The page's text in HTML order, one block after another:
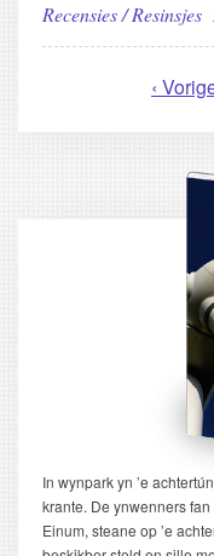
Recensies / Resinsjes
PAGINERINGVorige
‹
In wynpark yn ’e
krante. De ynwenners
Einum, steane op ’e